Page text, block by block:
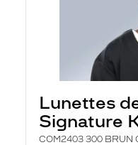
Lunettes
Signature
COM2403 300 BRUN